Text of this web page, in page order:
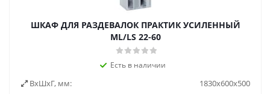
ШКАФ ДЛЯ РАЗДЕВАЛОК ПРАКТИК УСИЛЕННЫЙ
ML/LS 22-60
Есть в наличии
ВxШxГ, мм:
1830x600x500